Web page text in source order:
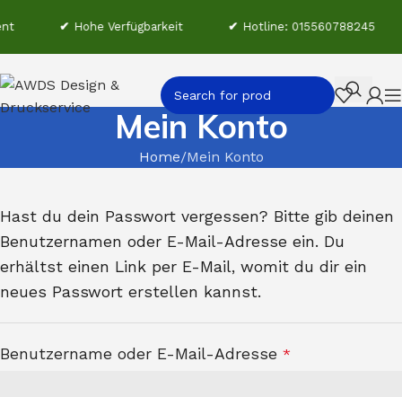
✔ Hohe Verfügbarkeit ✔ Hotline: 015560788245
Mein Konto
Home Mein Konto
Hast du dein Passwort vergessen? Bitte gib deinen
Benutzernamen oder E-Mail-Adresse ein. Du
erhältst einen Link per E-Mail, womit du dir ein
neues Passwort erstellen kannst.
Benutzername oder E-Mail-Adresse *